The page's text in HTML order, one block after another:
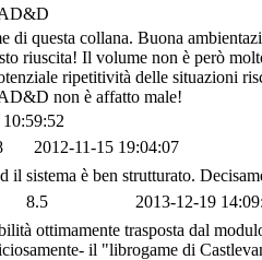
AD&D
di questa collana. Buona
riuscita! Il volume non è però
ripetitività delle situazioni
non è affatto male!
2012-11-15 19:04:07
il sistema è ben strutturato.
8.5
2013-12-19
ottimamente trasposta dal
il "librogame di